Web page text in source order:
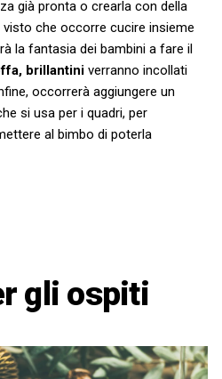
già pronta o crearla con della
che occorre cucire insieme
la fantasia dei bambini a fare il
brillantini verranno incollati
occorrerà aggiungere un
si usa per i quadri, per
al bimbo di poterla
gli ospiti